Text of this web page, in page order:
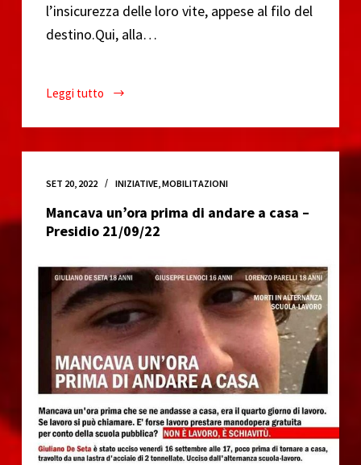
l’insicurezza delle loro vite, appese al filo del
destino.Qui, alla…
Leggi tutto
Proiezione
from
European
borders”
SET 20, 2022 INIZIATIVE, MOBILITAZIONI
Mancava un’ora prima di andare a casa –
Presidio 21/09/22